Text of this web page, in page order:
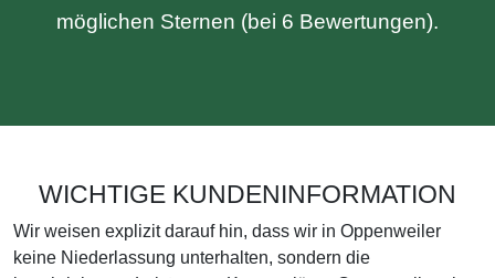
möglichen Sternen (bei 6 Bewertungen).
WICHTIGE KUNDENINFORMATION
Wir weisen explizit darauf hin, dass wir in Oppenweiler
keine Niederlassung unterhalten, sondern die